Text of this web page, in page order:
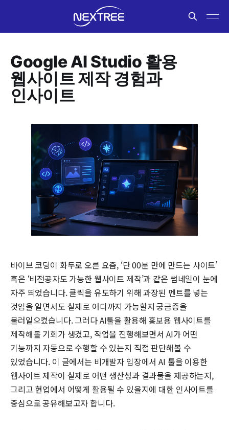
Google AI Studio 활용
웹사이트 제작 경험과
인사이트
바이브 코딩이 화두로 오른 요즘, ‘단 00분 만에 만드는 사이트’
혹은 ‘비전공자도 가능한 웹사이트 제작’과 같은 썸네일이 눈에
자주 띄었습니다. 클릭을 유도하기 위해 과장된 멘트를 넣는
것임을 알면서도 실제로 어디까지 가능할지 궁금증을
불러일으켰습니다. 그러다 AI툴을 활용해 홍보용 웹사이트를
제작해볼 기회가 생겼고, 작업을 진행해보면서 AI가 어떤
기능까지 자동으로 수행할 수 있는지 직접 판단해볼 수
있었습니다. 이 글에서는 비개발자 입장에서 AI 툴을 이용한
웹사이트 제작이 실제로 어떤 생산성과 결과물을 제공하는지,
그리고 현업에서 어떻게 활용될 수 있을지에 대한 인사이트를
중심으로 공유해보고자 합니다.